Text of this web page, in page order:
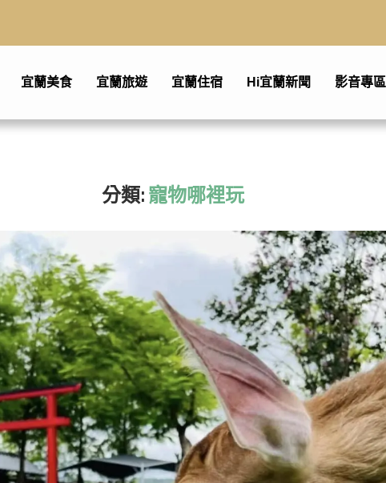
宜蘭美食 宜蘭旅遊 宜蘭住宿 Hi宜蘭新聞 影音專區
分類: 寵物哪裡玩